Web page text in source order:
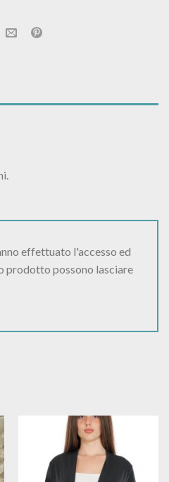
effettuato l'accesso ed
prodotto possono lasciare